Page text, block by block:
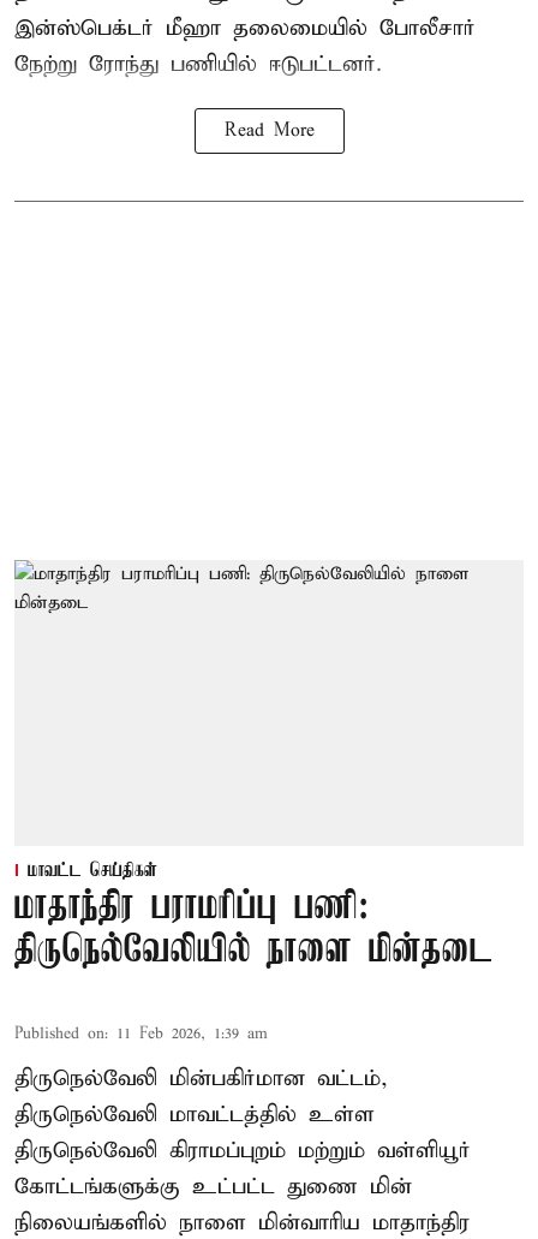
இன்ஸ்பெக்டர் மீஹா தலைமையில் போலீசார்
நேற்று ரோந்து பணியில் ஈடுபட்டனர்.
Read More
மாவட்ட செய்திகள்
மாதாந்திர பராமரிப்பு பணி:
திருநெல்வேலியில் நாளை மின்தடை
Published on: 11 Feb 2026, 1:39 am
திருநெல்வேலி மின்பகிர்மான வட்டம்,
திருநெல்வேலி மாவட்டத்தில் உள்ள
திருநெல்வேலி கிராமப்புறம் மற்றும் வள்ளியூர்
கோட்டங்களுக்கு உட்பட்ட துணை மின்
நிலையங்களில் நாளை மின்வாரிய மாதாந்திர